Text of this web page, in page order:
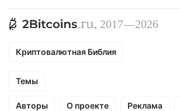
, 2017—2026
Криптовалютная Библия
Темы
Авторы О проекте Реклама